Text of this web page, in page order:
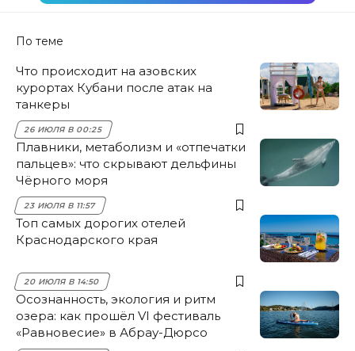
По теме
Что происходит на азовских
курортах Кубани после атак на
танкеры
26 ИЮЛЯ В 00:25
Плавники, метаболизм и «отпечатки
пальцев»: что скрывают дельфины
Чёрного моря
23 ИЮЛЯ В 11:57
Топ самых дорогих отелей
Краснодарского края
20 ИЮЛЯ В 14:50
Осознанность, экология и ритм
озера: как прошёл VI фестиваль
«Равновесие» в Абрау-Дюрсо